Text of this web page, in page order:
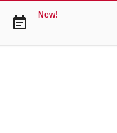
event_note New!